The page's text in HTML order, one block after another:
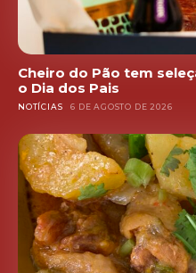
Cheiro do Pão tem
o Dia dos Pais
NOTÍCIAS 6 DE AGOSTO DE 2026